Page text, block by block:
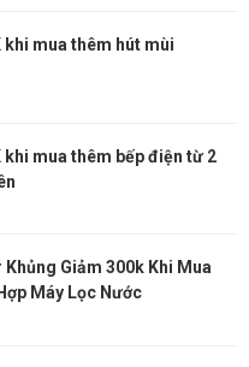
khi mua thêm hút mùi
khi mua thêm bếp điện từ 2
Khủng Giảm 300k Khi Mua
Máy Lọc Nước